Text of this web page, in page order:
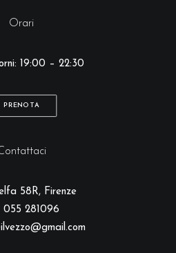
Orari
19:00 – 22:30
PRENOTA
58R, Firenze
055 281096